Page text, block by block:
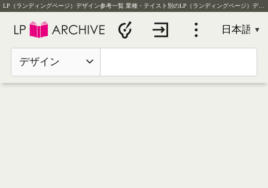
LP（ランディングページ）デザイン参考一覧 業種・テイスト別のLP（ランディングページ）デザイン実例を毎日更新
デザイン